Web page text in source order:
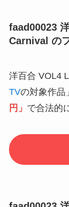
faad00023
Carnival の
洋百合 VOL4
TVの対象作品
円」 で合法的